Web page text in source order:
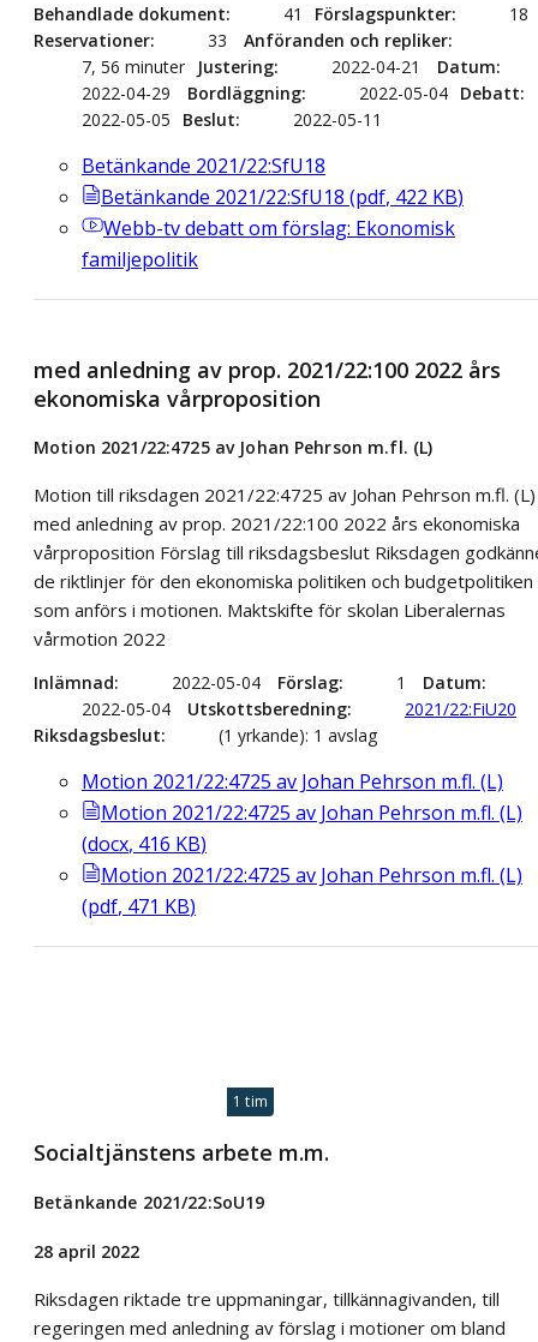
Behandlade dokument 41 Förslagspunkter
18
Reservationer
33
Anföranden och repliker
7, 56 minuter
Justering 2022-04-21
Datum
2022-04-29
Bordläggning 2022-05-04 Debatt
2022-05-05
Beslut 2022-05-11
Betänkande 2021/22:SfU18
Betänkande 2021/22:SfU18 (pdf, 422 KB)
Webb-tvdebatt om förslag: Ekonomisk
familjepolitik
med anledning av prop. 2021/22:100 2022 års
ekonomiska vårproposition
Motion 2021/22:4725 av Johan Pehrson m.fl. (L)
Motion till riksdagen 2021/22:4725 av Johan Pehrson m.fl. (L)
med anledning av prop. 2021/22:100 2022 års ekonomiska
vårproposition Förslag till riksdagsbeslut Riksdagen
de riktlinjer för den ekonomiska politiken och budgetpolitiken
som anförs i motionen. Maktskifte för skolan Liberalernas
vårmotion 2022
Inlämnad 2022-05-04 Förslag 1
Datum
2022-05-04
Utskottsberedning
2021/22:FiU20
Riksdagsbeslut
(1 yrkande): 1 avslag
Motion 2021/22:4725 av Johan Pehrson m.fl. (L)
Motion 2021/22:4725 av Johan Pehrson m.fl. (L)
(docx, 416 KB)
Motion 2021/22:4725 av Johan Pehrson m.fl. (L)
(pdf, 471 KB)
1 tim
Socialtjänstens arbete m.m.
Betänkande 2021/22:SoU19
28 april 2022
Riksdagen riktade tre uppmaningar, tillkännagivanden, till
regeringen med anledning av förslag i motioner om bland